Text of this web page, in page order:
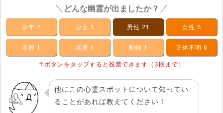
どんな幽霊が出ましたか？
少年 2 少女 1 男性 21 女性 6
老爺 1 老婆 1 動物 1 正体不明 6
↑ボタンをタップすると投票できます（3回まで）
他にこの心霊スポットについて知ってい
ることがあれば教えてください！